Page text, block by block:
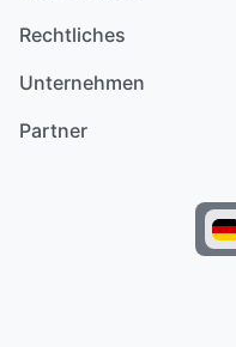
Rechtliches
Unternehmen
Partner